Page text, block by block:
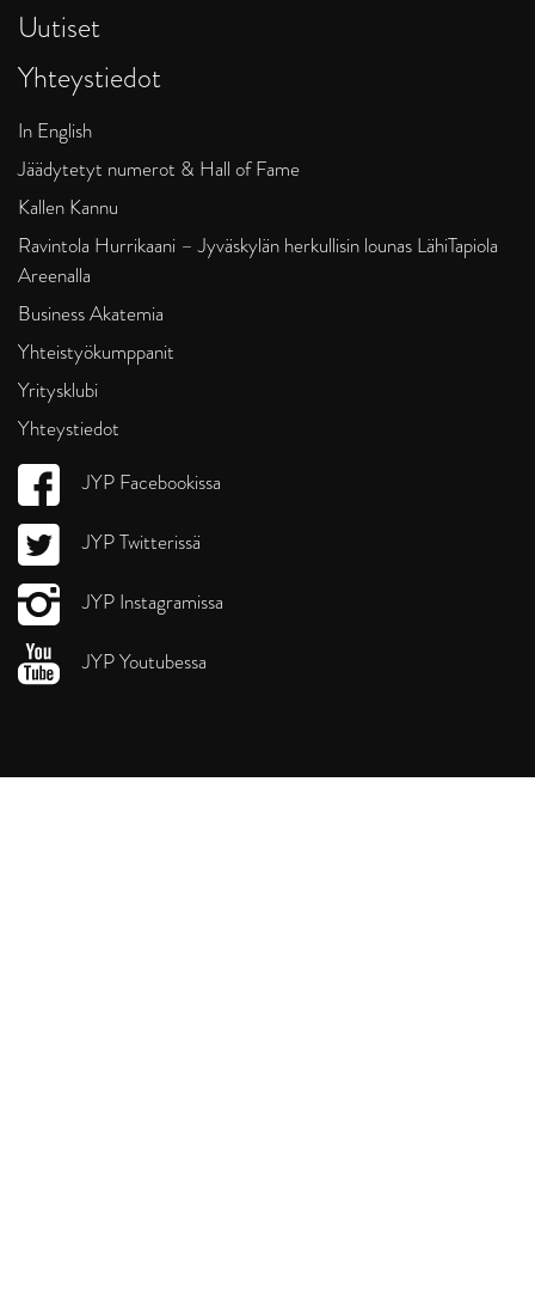
Uutiset
Yhteystiedot
In English
Jäädytetyt numerot & Hall of Fame
Kallen Kannu
Ravintola Hurrikaani – Jyväskylän herkullisin lounas LähiTapiola
Areenalla
Business Akatemia
Yhteistyökumppanit
Yritysklubi
Yhteystiedot
JYP Facebookissa
JYP Twitterissä
JYP Instagramissa
JYP Youtubessa